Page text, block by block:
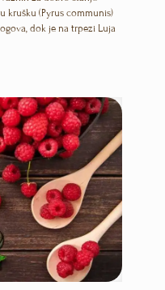
krušku (Pyrus communis)
dok je na trpezi Luja